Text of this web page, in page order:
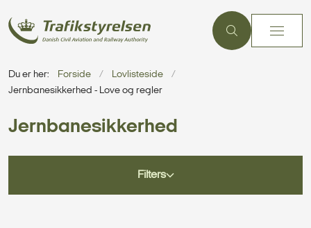
Du er her: Forside
Lovlisteside
Jernbanesikkerhed - Love og regler
Jernbanesikkerhed
Filters